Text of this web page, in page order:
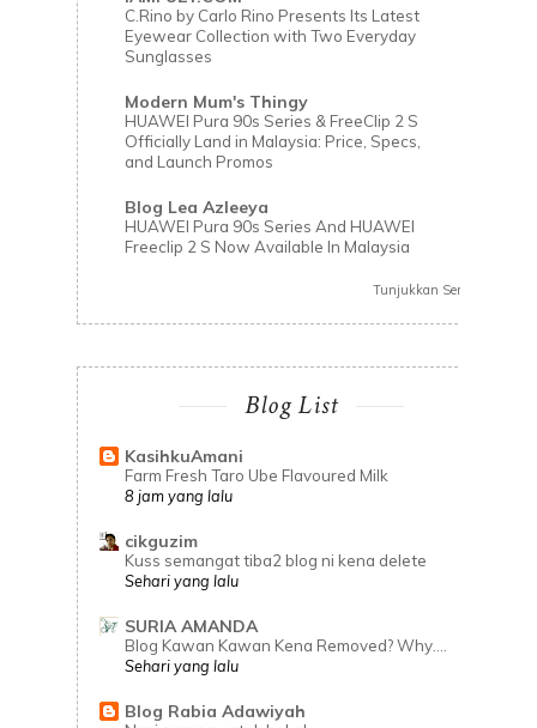
C.Rino by Carlo Rino Presents Its Latest
Eyewear Collection with Two Everyday
Sunglasses
Modern Mum's Thingy
HUAWEI Pura 90s Series & FreeClip 2 S
Officially Land in Malaysia: Price, Specs,
and Launch Promos
Blog Lea Azleeya
HUAWEI Pura 90s Series And HUAWEI
Freeclip 2 S Now Available In Malaysia
Tunjukkan Semua
Blog List
KasihkuAmani
Farm Fresh Taro Ube Flavoured Milk
8 jam yang lalu
cikguzim
Kuss semangat tiba2 blog ni kena delete
Sehari yang lalu
SURIA AMANDA
Blog Kawan Kawan Kena Removed? Why....
Sehari yang lalu
Blog Rabia Adawiyah